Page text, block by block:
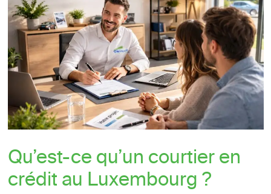
Qu’est-ce qu’un courtier en
crédit au Luxembourg ?